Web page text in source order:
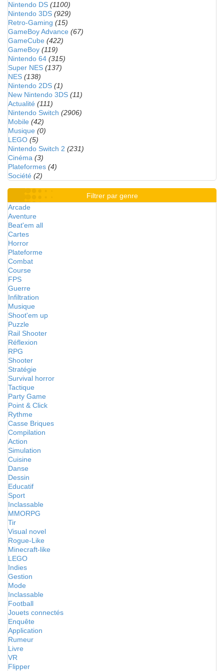
Nintendo DS (1100)
Nintendo 3DS (929)
Retro-Gaming (15)
GameBoy Advance (67)
GameCube (422)
GameBoy (119)
Nintendo 64 (315)
Super NES (137)
NES (138)
Nintendo 2DS (1)
New Nintendo 3DS (11)
Actualité (111)
Nintendo Switch (2906)
Mobile (42)
Musique (0)
LEGO (5)
Nintendo Switch 2 (231)
Cinéma (3)
Plateformes (4)
Société (2)
Filtrer par genre
Arcade
Aventure
Beat'em all
Cartes
Horror
Plateforme
Combat
Course
FPS
Guerre
Infiltration
Musique
Shoot'em up
Puzzle
Rail Shooter
Réflexion
RPG
Shooter
Stratégie
Survival horror
Tactique
Party Game
Point & Click
Rythme
Casse Briques
Compilation
Action
Simulation
Cuisine
Danse
Dessin
Educatif
Sport
Inclassable
MMORPG
Tir
Visual novel
Rogue-Like
Minecraft-like
LEGO
Indies
Gestion
Mode
Inclassable
Football
Jouets connectés
Enquête
Application
Rumeur
Livre
VR
Flipper